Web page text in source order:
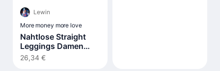
Lewin
More money more love
Nahtlose Straight
Leggings Damen
Hohe Taille Flared
26,34 €